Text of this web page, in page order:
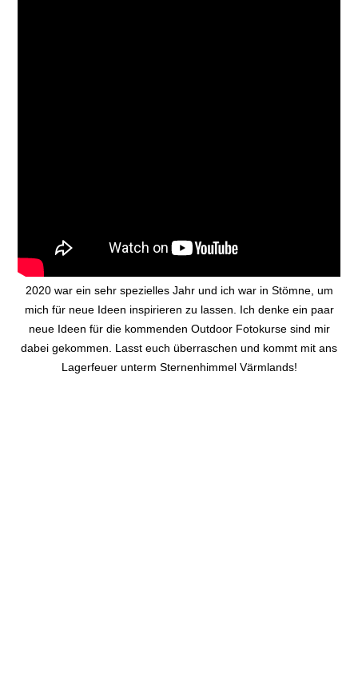
2020 war ein sehr spezielles Jahr und ich war in Stömne, um
mich für neue Ideen inspirieren zu lassen. Ich denke ein paar
neue Ideen für die kommenden Outdoor Fotokurse sind mir
dabei gekommen. Lasst euch überraschen und kommt mit ans
Lagerfeuer unterm Sternenhimmel Värmlands!